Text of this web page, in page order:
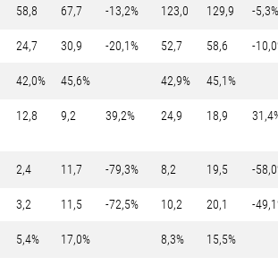
58,8 67,7 -13,2% 123,0 129,9 -5,3%
24,7 30,9 -20,1% 52,7 58,6 -
42,0% 45,6% 42,9% 45,1%
12,8 9,2 39,2% 24,9 18,9
2,4 11,7 -79,3% 8,2 19,5 -
3,2 11,5 -72,5% 10,2 20,1 -
5,4% 17,0% 8,3% 15,5%